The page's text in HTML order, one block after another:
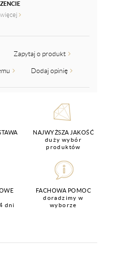
Zapytaj o produkt
Dodaj opinię
NAJWYŻSZA JAKOŚĆ
duży wybór
produktów
dni
FACHOWA POMOC
doradzimy w
wyborze